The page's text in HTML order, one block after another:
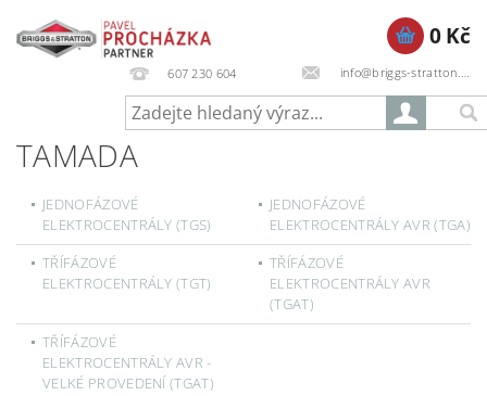
607 230 604 info@briggs-stratton.cz
0 Kč
TAMADA
JEDNOFÁZOVÉ
ELEKTROCENTRÁLY (TGS)
JEDNOFÁZOVÉ
ELEKTROCENTRÁLY AVR (TGA)
TŘÍFÁZOVÉ
ELEKTROCENTRÁLY (TGT)
TŘÍFÁZOVÉ
ELEKTROCENTRÁLY AVR
(TGAT)
TŘÍFÁZOVÉ
ELEKTROCENTRÁLY AVR -
VELKÉ PROVEDENÍ (TGAT)